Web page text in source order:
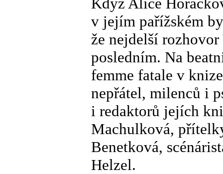
v jejím pařížském
že nejdelší
posledním. Na
femme fatale v
nepřátel, milenců i
i redaktorů jejích
Machulková,
Benetková,
Helzel.